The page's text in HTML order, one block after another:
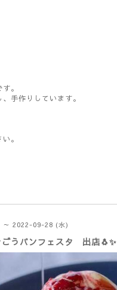
。
手作りしています。
。
2022-09-28 (水)
うパンフェスタ 出店🐧✨